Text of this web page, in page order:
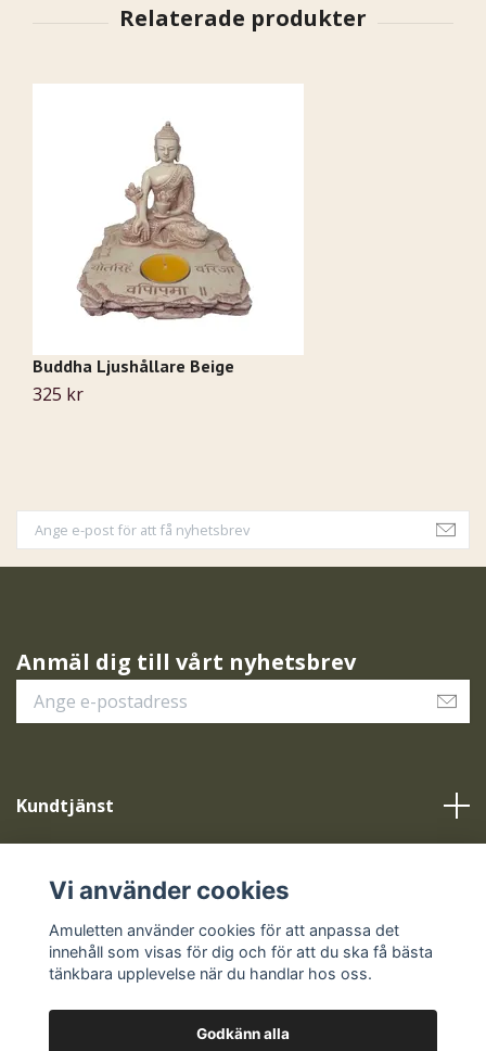
Buddha Ljushållare Beige
325 kr
Anmäl dig till vårt nyhetsbrev
Kundtjänst
Sociala medier
Vi använder cookies
Amuletten använder cookies för att anpassa det
innehåll som visas för dig och för att du ska få bästa
tänkbara upplevelse när du handlar hos oss.
Godkänn alla